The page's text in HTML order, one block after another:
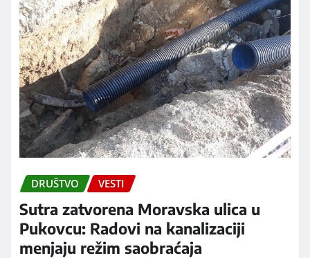
DRUŠTVO VESTI
Sutra zatvorena Moravska ulica u
Pukovcu: Radovi na kanalizaciji
menjaju režim saobraćaja